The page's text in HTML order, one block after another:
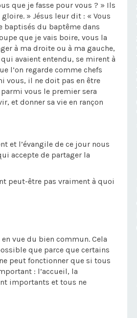
que je fasse pour vous ? » Ils
» Jésus leur dit : « Vous
baptisés du baptême dans
que je vais boire, vous la
à ma droite ou à ma gauche,
avaient entendu, se mirent à
l’on regarde comme chefs
vous, il ne doit pas en être
vous le premier sera
et donner sa vie en rançon
et l’évangile de ce jour nous
accepte de partager la
peut-être pas vraiment à quoi
vue du bien commun. Cela
que parce que certains
peut fonctionner que si tous
: l’accueil, la
importants et tous ne